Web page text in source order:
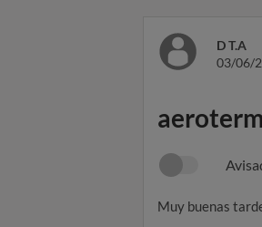
D T.A
03/06/
Muy buenas